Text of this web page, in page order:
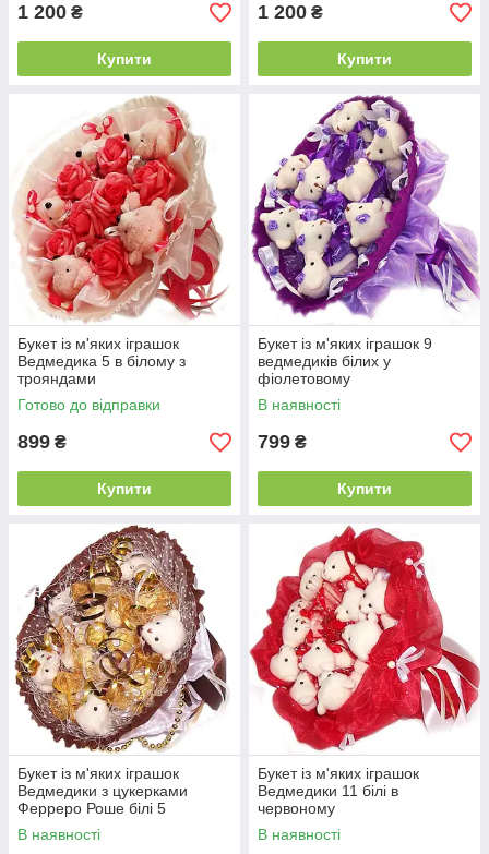
1 200 ₴
Купити
1 200 ₴
Купити
Букет із м'яких іграшок
Ведмедика 5 в білому з
трояндами
Готово до відправки
899 ₴
Купити
Букет із м'яких іграшок 9
ведмедиків білих у
фіолетовому
В наявності
799 ₴
Купити
Букет із м'яких іграшок
Ведмедики з цукерками
Ферреро Роше білі 5
В наявності
Букет із м'яких іграшок
Ведмедики 11 білі в
червоному
В наявності